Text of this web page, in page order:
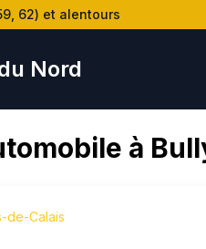
62) et alentours
Nord
à
de-Calais